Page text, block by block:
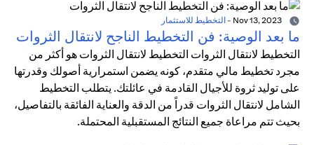
- التخطيط للاستثمار
ما بعد الوصية: فن التخطيط الناجح لانتقال الثروات
التخطيط لانتقال الثروات التخطيط لانتقال الثروات هو أكثر من
مجرد تخطيط مالي متقدم، كونه يضمن استمرارية أصولك وقدرتها
على توليد ثروة للأجيال القادمة في عائلتك. يتطلب التخطيط
الشامل لانتقال الثروات قدراً من الدقة والعناية الفائقة بالتفاصيل،
بحيث تتم مراعاة جميع النتائج المستقبلية المحتملة.